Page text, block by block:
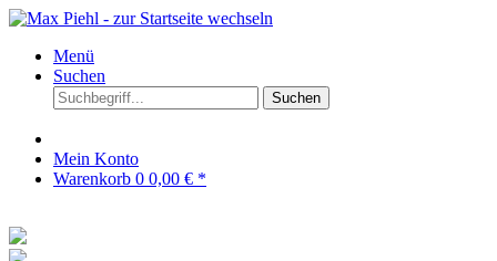
Menü
Suchen
Suchen
Mein Konto
Warenkorb 0 0,00 € *